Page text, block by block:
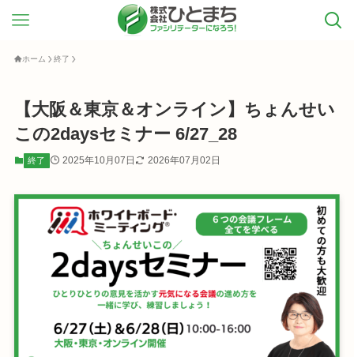
ホーム 終了
【大阪＆東京＆オンライン】ちょんせい
この2daysセミナー 6/27_28
終了 2025年10月07日 2026年07月02日